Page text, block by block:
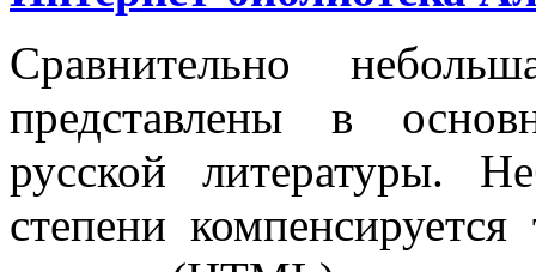
Сравнительно
представлены в
русской литературы.
степени